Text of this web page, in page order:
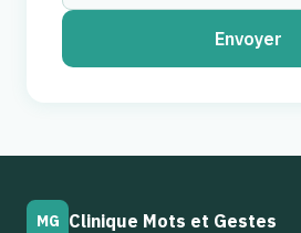
Envoyer
MG Clinique Mots et Gestes